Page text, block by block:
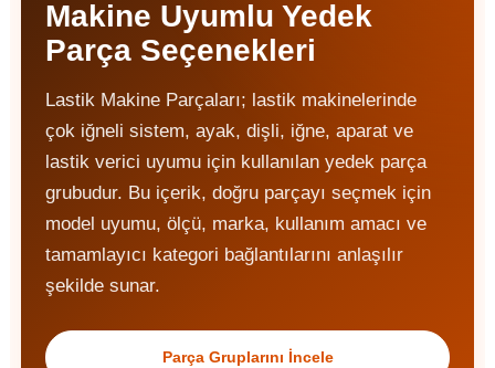
Makine Uyumlu Yedek
Parça Seçenekleri
Lastik Makine Parçaları; lastik makinelerinde
çok iğneli sistem, ayak, dişli, iğne, aparat ve
lastik verici uyumu için kullanılan yedek parça
grubudur. Bu içerik, doğru parçayı seçmek için
model uyumu, ölçü, marka, kullanım amacı ve
tamamlayıcı kategori bağlantılarını anlaşılır
şekilde sunar.
Parça Gruplarını İncele